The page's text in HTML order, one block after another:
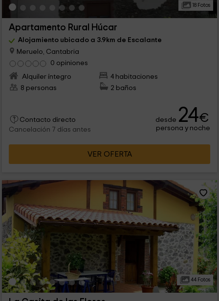
18 Fotos
Apartamento Rural Húcar
Alojamiento ubicado a 3.9km de Escalante
Meruelo, Cantabria
0 opiniones
Alquiler íntegro
4 habitaciones
8 personas
2 baños
Contacto directo
Cancelación 7 días antes
desde 24€
persona y noche
VER OFERTA
44 Fotos